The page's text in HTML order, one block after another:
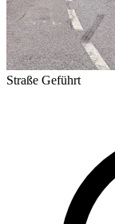
Straße Geführt